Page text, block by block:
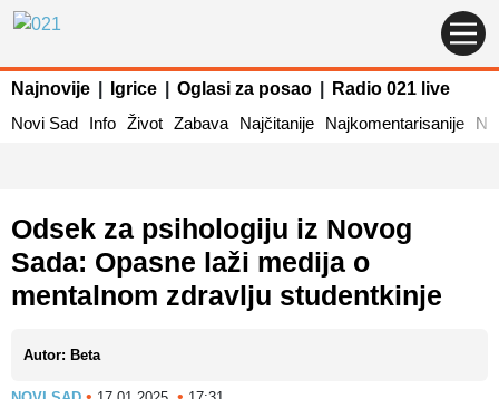
Najnovije Igrice Oglasi za posao
Radio 021 live
Novi Sad
Info Život Zabava Najčitanije Najkomentarisanije
Odsek za psihologiju iz Novog
Sada: Opasne laži medija o
mentalnom zdravlju studentkinje
Autor: Beta